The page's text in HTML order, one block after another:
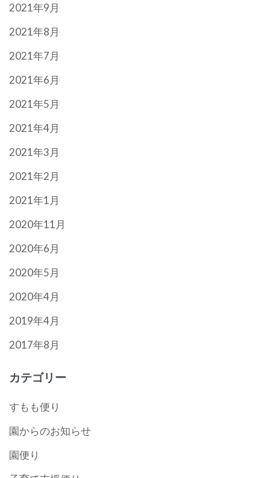
2021年9月
2021年8月
2021年7月
2021年6月
2021年5月
2021年4月
2021年3月
2021年2月
2021年1月
2020年11月
2020年6月
2020年5月
2020年4月
2019年4月
2017年8月
カテゴリー
すもも便り
園からのお知らせ
園便り